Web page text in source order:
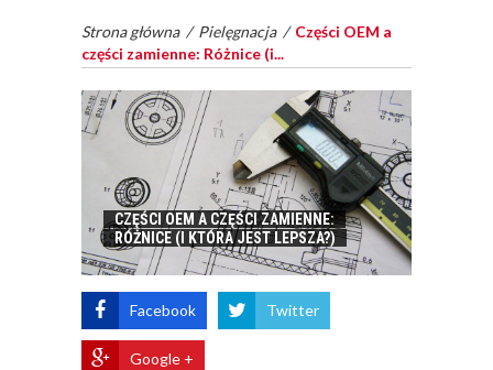
Strona główna / Pielęgnacja / Części OEM a
części zamienne: Różnice (i...
CZĘŚCI OEM A CZĘŚCI ZAMIENNE:
RÓŻNICE (I KTÓRA JEST LEPSZA?)
Facebook Twitter
Google +